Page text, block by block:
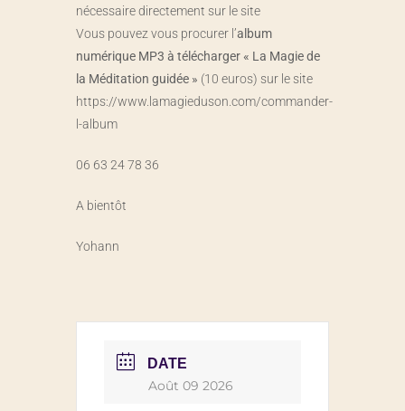
nécessaire directement sur le site
Vous pouvez vous procurer l’album
numérique MP3 à télécharger « La Magie de
la Méditation guidée » (10 euros) sur le site
https://www.lamagieduson.com/commander-
l-album
06 63 24 78 36
A bientôt
Yohann
DATE
Août 09 2026